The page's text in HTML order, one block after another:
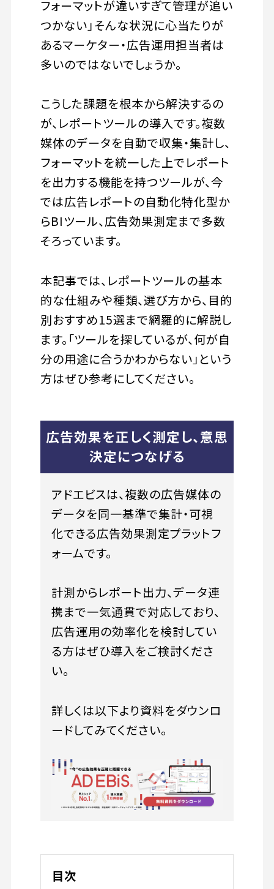
フォーマットが違いすぎて管理が追い
つかない」――そんな状況に心当たりが
あるマーケター・広告運用担当者は
多いのではないでしょうか。
こうした課題を根本から解決するの
が、レポートツールの導入です。複数
媒体のデータを自動で収集・集計し、
フォーマットを統一した上でレポート
を出力する機能を持つツールが、今
では広告レポートの自動化特化型か
らBIツール、広告効果測定まで多数
そろっています。
本記事では、レポートツールの基本
的な仕組みや種類、選び方から、目的
別おすすめ15選まで網羅的に解説し
ます。「ツールを探しているが、何が自
分の用途に合うかわからない」という
方はぜひ参考にしてください。
広告効果を正しく測定し、意思
決定につなげる
アドエビスは、複数の広告媒体の
データを同一基準で集計・可視
化できる広告効果測定プラットフ
ォームです。
計測からレポート出力、データ連
携まで一気通貫で対応しており、
広告運用の効率化を検討してい
る方はぜひ導入をご検討くださ
い。
詳しくは以下より資料をダウンロ
ードしてみてください。
目次